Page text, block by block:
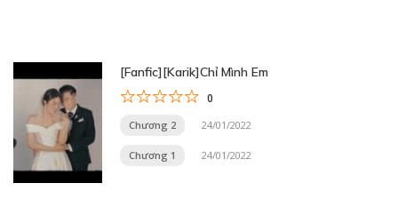
[Fanfic][Karik]Chỉ Mình Em
0
Chương 2 24/01/2022
Chương 1 24/01/2022